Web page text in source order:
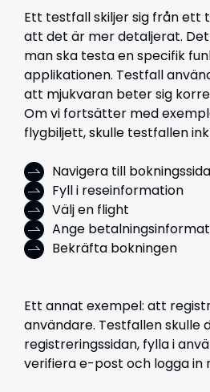
Ett testfall skiljer sig från ett
att det är mer detaljerat.
man ska testa en specifik
applikationen. Testfall
att mjukvaran beter sig
Om vi fortsätter med
flygbiljett, skulle testfallen
Navigera till
Fyll i reseinformation
Välj en flight
Ange
Bekräfta bokningen
Ett annat exempel: att
användare. Testfallen
registreringssidan, fylla i
verifiera e-post och logga in